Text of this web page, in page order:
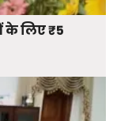
के लिए ₹5